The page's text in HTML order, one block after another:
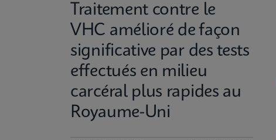
Traitement contre le
VHC amélioré de façon
significative par des tests
effectués en milieu
carcéral plus rapides au
Royaume-Uni